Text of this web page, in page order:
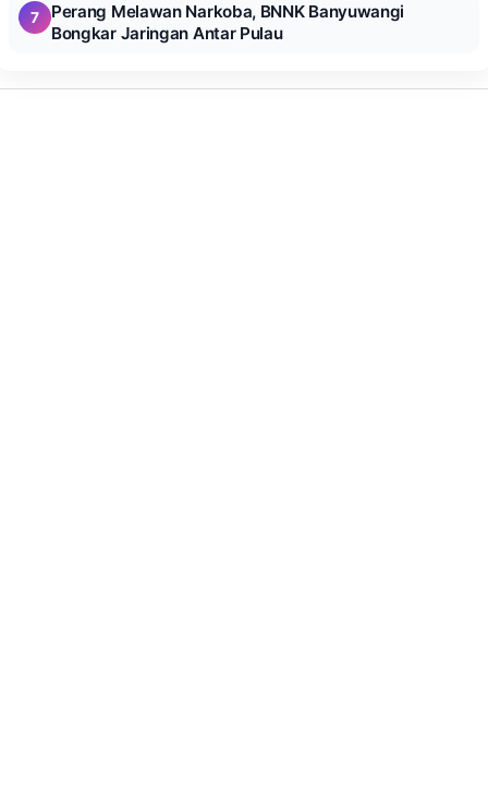
7
Perang Melawan Narkoba, BNNK Banyuwangi
Bongkar Jaringan Antar Pulau